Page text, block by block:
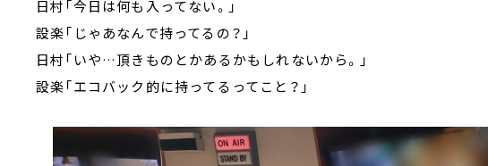
日村「今日は何も入ってない。」
設楽「じゃあなんで持ってるの？」
日村「いや…頂きものとかあるかもしれないから。」
設楽「エコバック的に持ってるってこと？」